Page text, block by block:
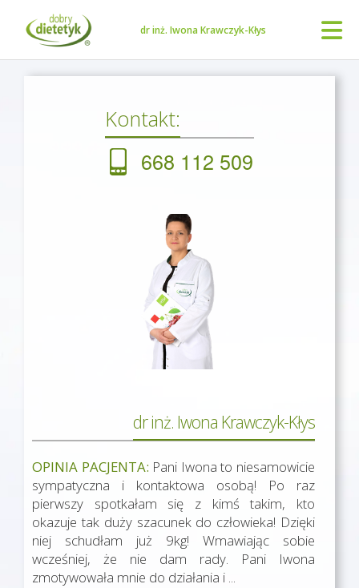
dr inż. Iwona Krawczyk-Kłys
Kontakt:
668 112 509
dr inż. Iwona Krawczyk-Kłys
OPINIA PACJENTA: Pani Iwona to niesamowicie
sympatyczna i kontaktowa osobą! Po raz
pierwszy spotkałam się z kimś takim, kto
okazuje tak duży szacunek do człowieka! Dzięki
niej schudłam już 9kg! Wmawiając sobie
wcześniej, że nie dam rady. Pani Iwona
zmotywowała mnie do działania i ...